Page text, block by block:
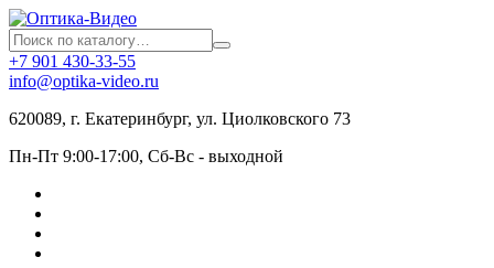
+7 901 430-33-55
info@optika-video.ru
620089, г. Екатеринбург, ул. Циолковского 73
Пн-Пт 9:00-17:00, Сб-Вс - выходной